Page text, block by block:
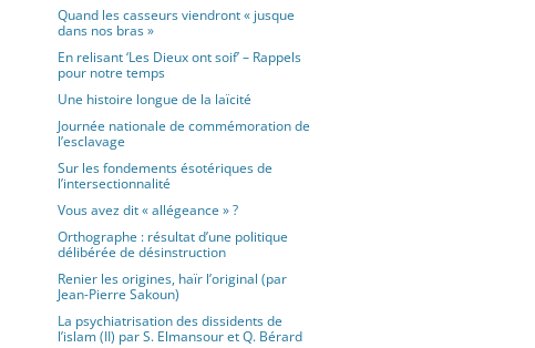
Quand les casseurs viendront « jusque
dans nos bras »
En relisant ‘Les Dieux ont soif’ – Rappels
pour notre temps
Une histoire longue de la laïcité
Journée nationale de commémoration de
l’esclavage
Sur les fondements ésotériques de
l’intersectionnalité
Vous avez dit « allégeance » ?
Orthographe : résultat d’une politique
délibérée de désinstruction
Renier les origines, haïr l’original (par
Jean-Pierre Sakoun)
La psychiatrisation des dissidents de
l’islam (II) par S. Elmansour et Q. Bérard